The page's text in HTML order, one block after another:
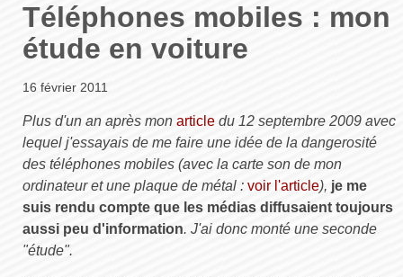
Téléphones mobiles : mon
étude en voiture
16 février 2011
Plus d'un an après mon article du 12 septembre 2009 avec
lequel j'essayais de me faire une idée de la dangerosité
des téléphones mobiles (avec la carte son de mon
ordinateur et une plaque de métal : voir l'article), je me
suis rendu compte que les médias diffusaient toujours
aussi peu d'information. J'ai donc monté une seconde
"étude".